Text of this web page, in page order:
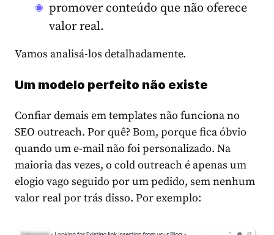
promover conteúdo que não oferece
valor real.
Vamos analisá-los detalhadamente.
Um modelo perfeito não existe
Confiar demais em templates não funciona no
SEO outreach. Por quê? Bom, porque fica óbvio
quando um e-mail não foi personalizado. Na
maioria das vezes, o cold outreach é apenas um
elogio vago seguido por um pedido, sem nenhum
valor real por trás disso. Por exemplo: